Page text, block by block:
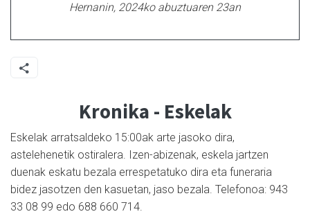
Hernanin, 2024ko abuztuaren 23an
Kronika - Eskelak
Eskelak arratsaldeko 15:00ak arte jasoko dira,
astelehenetik ostiralera. Izen-abizenak, eskela jartzen
duenak eskatu bezala errespetatuko dira eta funeraria
bidez jasotzen den kasuetan, jaso bezala. Telefonoa: 943
33 08 99 edo 688 660 714.